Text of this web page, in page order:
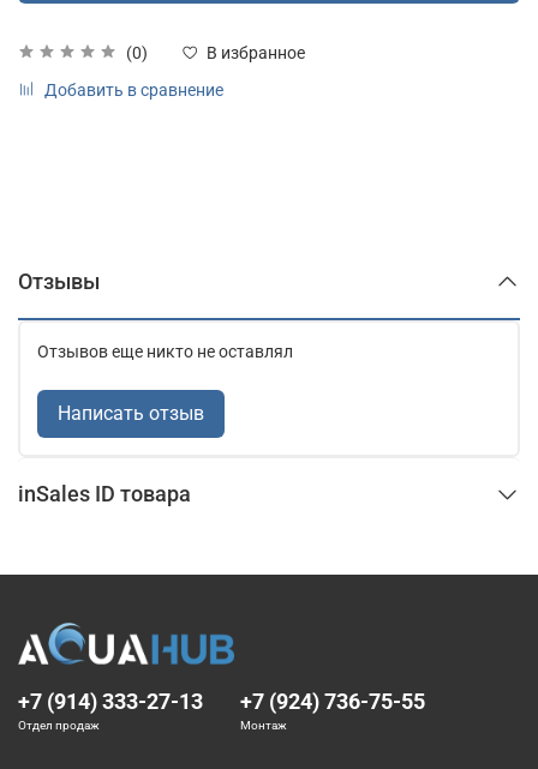
(0)
В избранное
Добавить в сравнение
Отзывы
Отзывов еще никто не оставлял
Написать отзыв
inSales ID товара
+7 (914) 333-27-13
Отдел продаж
+7 (924) 736-75-55
Монтаж